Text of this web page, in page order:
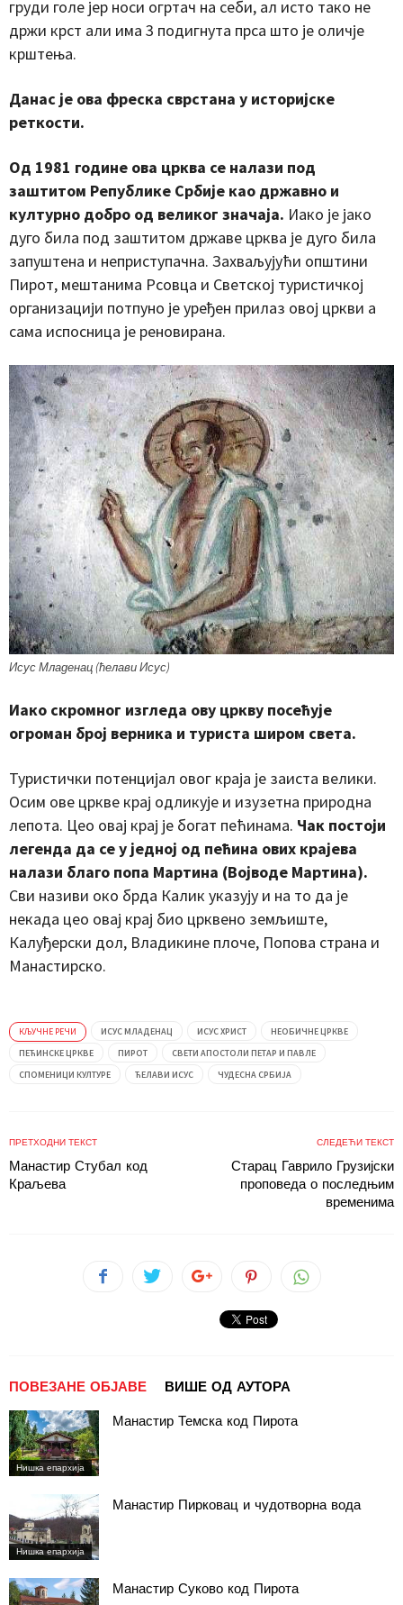
груди голе јер носи огртач на себи, ал исто тако не
држи крст али има 3 подигнута прса што је оличје
крштења.
Данас је ова фреска сврстана у историјске
реткости.
Од 1981 године ова црква се налази под
заштитом Републике Србије као државно и
културно добро од великог значаја. Иако је јако
дуго била под заштитом државе црква је дуго била
запуштена и неприступачна. Захваљујући општини
Пирот, мештанима Рсовца и Светској туристичкој
организацији потпуно је уређен прилаз овој цркви а
сама испосница је реновирана.
Исус Младенац (ћелави Исус)
Иако скромног изгледа ову цркву посећује
огроман број верника и туриста широм света.
Туристички потенцијал овог краја је заиста велики.
Осим ове цркве крај одликује и изузетна природна
лепота. Цео овај крај је богат пећинама. Чак постоји
легенда да се у једној од пећина ових крајева
налази благо попа Мартина (Војводе Мартина).
Сви називи око брда Калик указују и на то да је
некада цео овај крај био црквено земљиште,
Калуђерски дол, Владикине плоче, Попова страна и
Манастирско.
КЉУЧНЕ РЕЧИ ИСУС МЛАДЕНАЦ ИСУС ХРИСТ
НЕОБИЧНЕ ЦРКВЕ
ПЕЋИНСКЕ ЦРКВЕ
ПИРОТ
СВЕТИ АПОСТОЛИ ПЕТАР И ПАВЛЕ
СПОМЕНИЦИ КУЛТУРЕ
ЋЕЛАВИ ИСУС ЧУДЕСНА СРБИЈА
ПРЕТХОДНИ ТЕКСТ
Манастир Стубал код
Краљева
СЛЕДЕЋИ ТЕКСТ
Старац Гаврило Грузијски
проповеда о последњим
временима
ПОВЕЗАНЕ ОБЈАВЕ ВИШЕ ОД АУТОРА
Нишка епархија
Манастир Темска код Пирота
Нишка епархија
Манастир Пирковац и чудотворна вода
Манастир Суково код Пирота